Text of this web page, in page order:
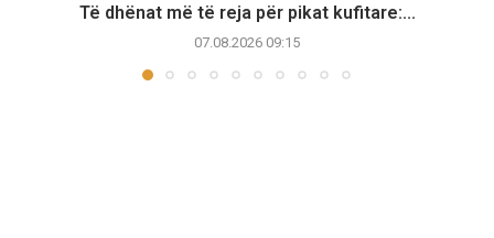
Të dhënat më të reja për pikat kufitare:...
07.08.2026 09:15